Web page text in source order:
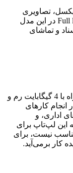
13.3 اینچی با وضوح 1366×768 پیکسل، تصاویری
واضح و روشن ارائه می‌دهد. اگرچه وضوح Full HD در این مدل
و تماشای
پردازنده Intel Core i3-4000M نسل چهارم همراه با 4 گیگابایت رم و
انجام کارهای
اداری، و
این لپ‌تاپ برای
نیست، برای
کار برمی‌آید.